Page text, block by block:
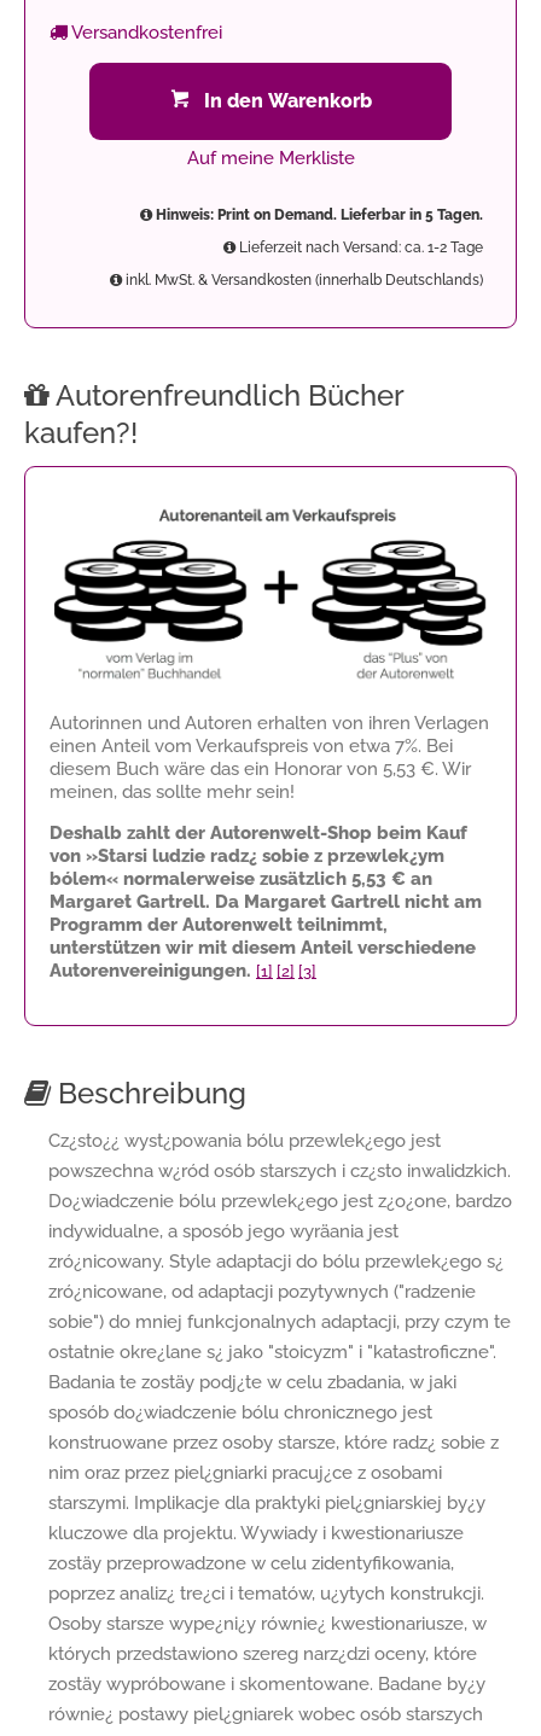
Versandkostenfrei
In den Warenkorb
Auf meine Merkliste
Hinweis: Print on Demand. Lieferbar in 5 Tagen.
Lieferzeit nach Versand: ca. 1-2 Tage
inkl. MwSt. & Versandkosten (innerhalb Deutschlands)
Autorenfreundlich Bücher
kaufen?!
Autorinnen und Autoren erhalten von ihren Verlagen
einen Anteil vom Verkaufspreis von etwa 7%. Bei
diesem Buch wäre das ein Honorar von 5,53 €. Wir
meinen, das sollte mehr sein!
Deshalb zahlt der Autorenwelt-Shop beim Kauf
von »Starsi ludzie radz¿ sobie z przewlek¿ym
bólem« normalerweise zusätzlich 5,53 € an
Margaret Gartrell. Da Margaret Gartrell nicht am
Programm der Autorenwelt teilnimmt,
unterstützen wir mit diesem Anteil verschiedene
Autorenvereinigungen. [1] [2] [3]
Beschreibung
Cz¿sto¿¿ wyst¿powania bólu przewlek¿ego jest
powszechna w¿ród osób starszych i cz¿sto inwalidzkich.
Do¿wiadczenie bólu przewlek¿ego jest z¿o¿one, bardzo
indywidualne, a sposób jego wyräania jest
zró¿nicowany. Style adaptacji do bólu przewlek¿ego s¿
zró¿nicowane, od adaptacji pozytywnych ("radzenie
sobie") do mniej funkcjonalnych adaptacji, przy czym te
ostatnie okre¿lane s¿ jako "stoicyzm" i "katastroficzne".
Badania te zostäy podj¿te w celu zbadania, w jaki
sposób do¿wiadczenie bólu chronicznego jest
konstruowane przez osoby starsze, które radz¿ sobie z
nim oraz przez piel¿gniarki pracuj¿ce z osobami
starszymi. Implikacje dla praktyki piel¿gniarskiej by¿y
kluczowe dla projektu. Wywiady i kwestionariusze
zostäy przeprowadzone w celu zidentyfikowania,
poprzez analiz¿ tre¿ci i tematów, u¿ytych konstrukcji.
Osoby starsze wype¿ni¿y równie¿ kwestionariusze, w
których przedstawiono szereg narz¿dzi oceny, które
zostäy wypróbowane i skomentowane. Badane by¿y
równie¿ postawy piel¿gniarek wobec osób starszych